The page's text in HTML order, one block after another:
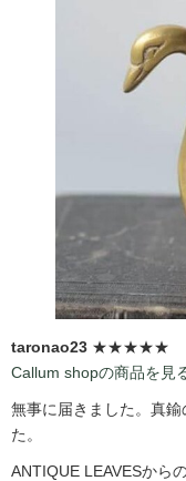
taronao23 ★★★★★
Callum shopの商品を見
無事に届きました。真
た。
ANTIQUE LEAVESから